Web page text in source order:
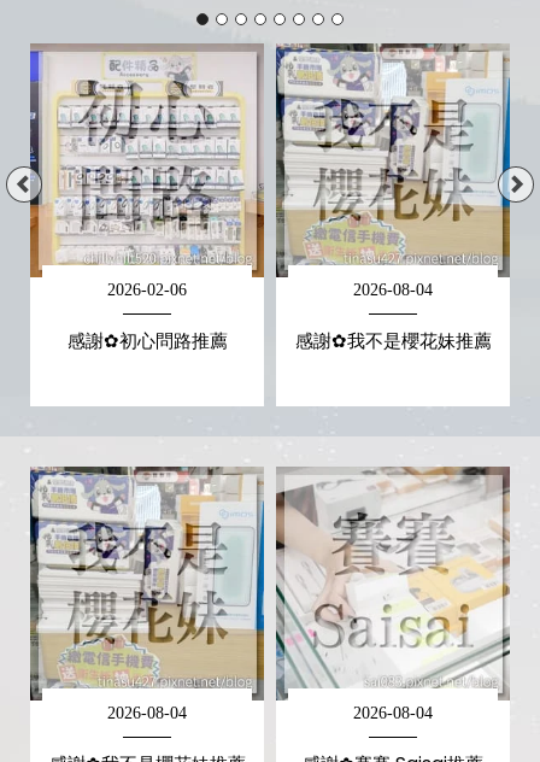
2026-02-06
感謝✿初心問路推薦
2026-08-04
感謝✿我不是櫻花妹推薦
2026-08-04 2026-08-04